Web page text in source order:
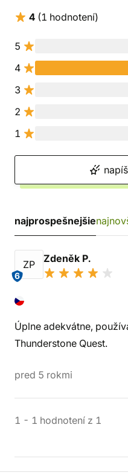
4 (1 hodnotení)
5
4
3
2
1
najprospešnejšie
ZP
6
Zdeněk P.
Úplne adekvátne,
Thunderstone Quest.
pred 5 rokmi
1 - 1 hodnotení z 1